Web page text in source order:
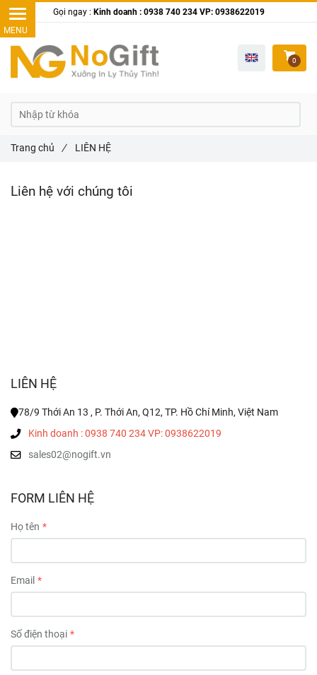
Liên hệ với chúng tôi
LIÊN HỆ
78/9 Thới An 13 , P. Thới An, Q12, TP. Hồ Chí Minh, Việt Nam
Kinh doanh : 0938 740 234 VP: 0938622019
sales02@nogift.vn
FORM LIÊN HỆ
Họ tên
Email
Số điện thoại
Trang chủ / LIÊN HỆ
Gọi ngay : Kinh doanh : 0938 740 234 VP: 0938622019
0